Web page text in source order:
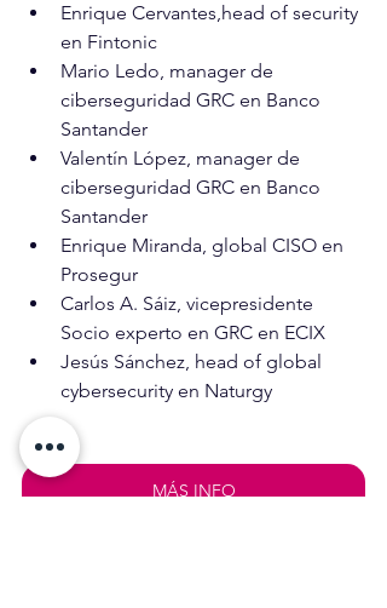
Enrique Cervantes,head of security
en Fintonic
Mario Ledo, manager de
ciberseguridad GRC en Banco
Santander
Valentín López, manager de
ciberseguridad GRC en Banco
Santander
Enrique Miranda, global CISO en
Prosegur
Carlos A. Sáiz, vicepresidente
Socio experto en GRC en ECIX
Jesús Sánchez, head of global
cybersecurity en Naturgy
MÁS INFO